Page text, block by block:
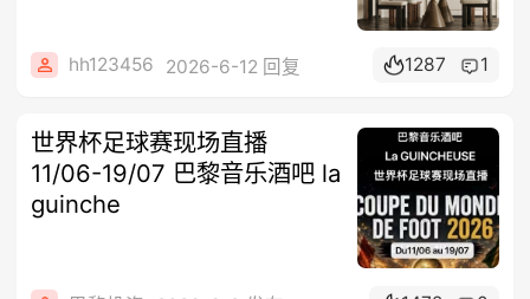
hh123456 2026-6-12 回复 1287 1
世界杯足球赛现场直播
11/06-19/07 巴黎音乐酒吧 la
guinche